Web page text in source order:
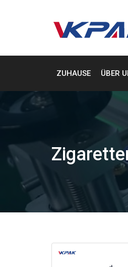
ZUHAUSE ÜBER